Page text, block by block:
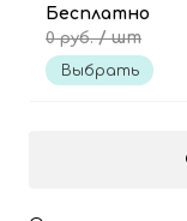
Бесплатно
0 руб./ шт
Выбрать